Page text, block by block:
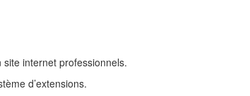
internet professionnels.
d’extensions.